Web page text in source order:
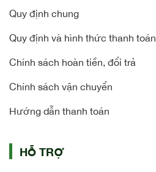
Quy định chung
Quy định và hình thức thanh toán
Chính sách hoàn tiền, đổi trả
Chính sách vận chuyển
Hướng dẫn thanh toán
HỖ TRỢ